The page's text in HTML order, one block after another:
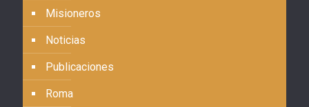
Misioneros
Noticias
Publicaciones
Roma